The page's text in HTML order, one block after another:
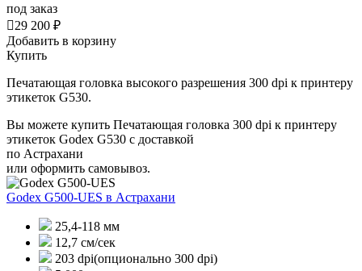
под заказ
29 200 ₽
Добавить в корзину
Купить
Печатающая головка высокого разрешения 300 dpi к принтеру
этикеток G530.
Вы можете купить Печатающая головка 300 dpi к принтеру
этикеток Godex G530 с доставкой
по Астрахани
или оформить самовывоз.
Godex G500-UES в Астрахани
25,4-118 мм
12,7 см/сек
203 dpi(опционально 300 dpi)